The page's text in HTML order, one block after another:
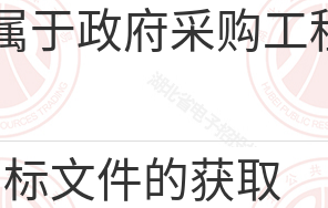
于政府采购
文件的获取